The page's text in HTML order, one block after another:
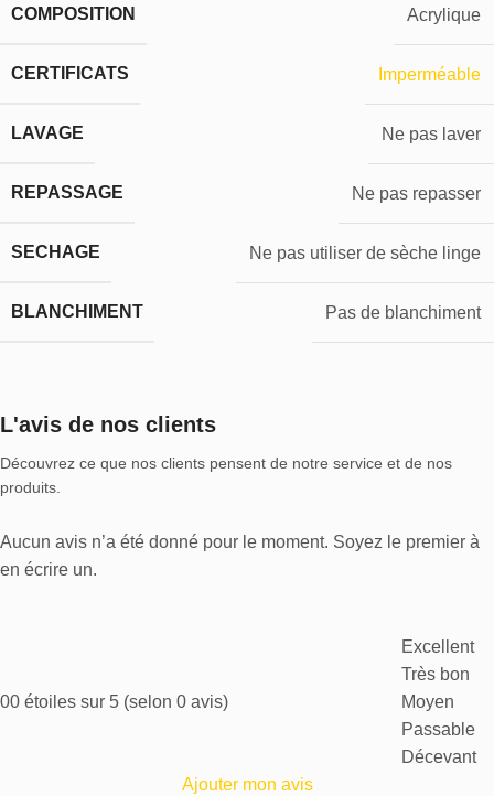
COMPOSITION Acrylique
CERTIFICATS Imperméable
LAVAGE Ne pas laver
REPASSAGE Ne pas repasser
SECHAGE Ne pas utiliser de sèche linge
BLANCHIMENT Pas de blanchiment
L'avis de nos clients
Découvrez ce que nos clients pensent de notre service et de nos
produits.
Aucun avis n’a été donné pour le moment. Soyez le premier à
en écrire un.
00 étoiles sur 5 (selon 0 avis)
Excellent
Très bon
Moyen
Passable
Décevant
Ajouter mon avis